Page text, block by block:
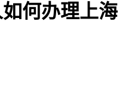
何办理上海